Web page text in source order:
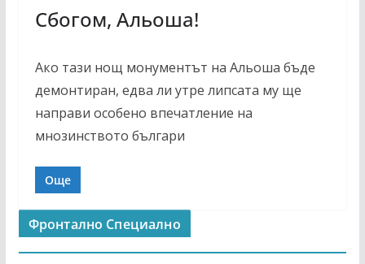
Сбогом, Альоша!
Ако тази нощ монументът на Альоша бъде
демонтиран, едва ли утре липсата му ще
направи особено впечатление на
мнозинството българи
Още
Фронтално Специално